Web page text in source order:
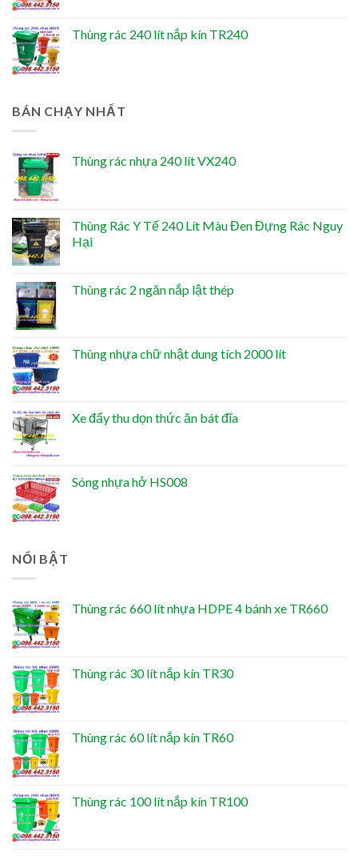
Thùng rác 240 lít nắp kín TR240
BÁN CHẠY NHẤT
Thùng rác nhựa 240 lít VX240
Thùng Rác Y Tế 240 Lít Màu Đen Đựng Rác Nguy
Hại
Thùng rác 2 ngăn nắp lật thép
Thùng nhựa chữ nhật dung tích 2000 lít
Xe đẩy thu dọn thức ăn bát đĩa
Sóng nhựa hở HS008
NỔI BẬT
Thùng rác 660 lít nhựa HDPE 4 bánh xe TR660
Thùng rác 30 lít nắp kín TR30
Thùng rác 60 lít nắp kín TR60
Thùng rác 100 lít nắp kín TR100